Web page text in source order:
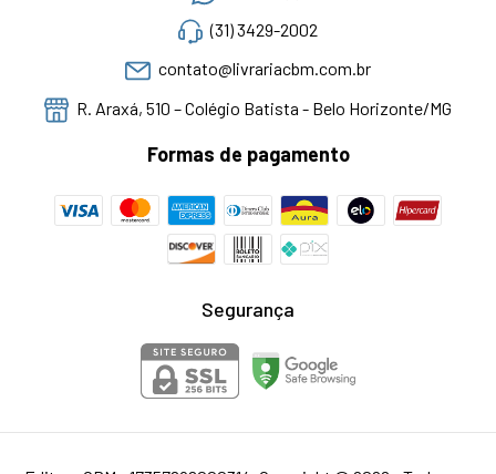
(31) 3429-2002
contato@livrariacbm.com.br
R. Araxá, 510 – Colégio Batista - Belo Horizonte/MG
Formas de pagamento
Segurança